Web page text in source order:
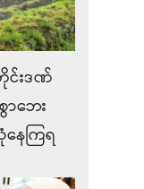
င်းဒဏ်
ာဘေး
ေကြရ